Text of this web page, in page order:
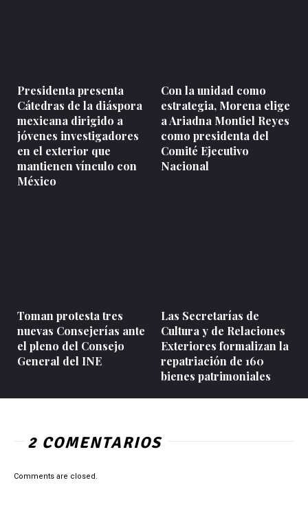
Presidenta presenta
Cátedras de la diáspora
mexicana dirigido a
jóvenes investigadores
en el exterior que
mantienen vínculo con
México
Con la unidad como
estrategia, Morena elige
a Ariadna Montiel Reyes
como presidenta del
Comité Ejecutivo
Nacional
Toman protesta tres
nuevas Consejerías ante
el pleno del Consejo
General del INE
Las Secretarías de
Cultura y de Relaciones
Exteriores formalizan la
repatriación de 160
bienes patrimoniales
2 COMENTARIOS
Comments are closed.